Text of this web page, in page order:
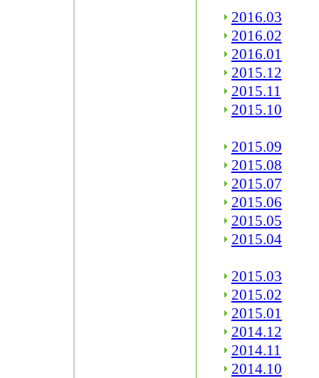
2016.03
2016.02
2016.01
2015.12
2015.11
2015.10
2015.09
2015.08
2015.07
2015.06
2015.05
2015.04
2015.03
2015.02
2015.01
2014.12
2014.11
2014.10